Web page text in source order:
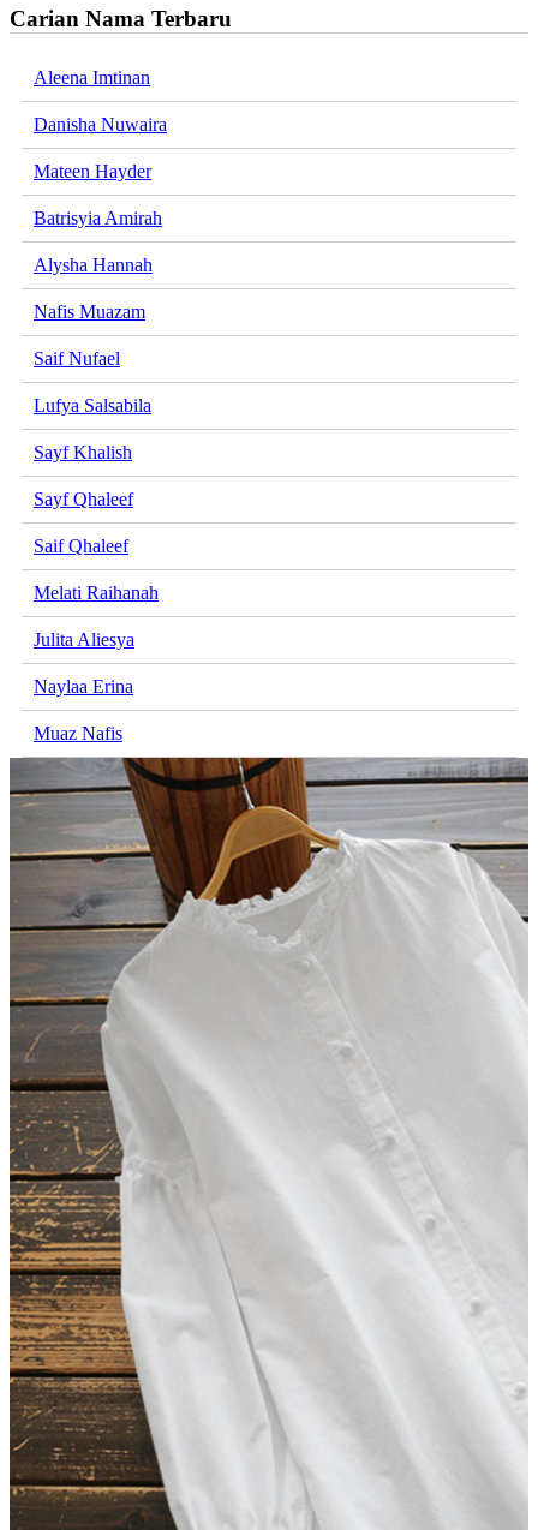
Carian Nama Terbaru
Aleena Imtinan
Danisha Nuwaira
Mateen Hayder
Batrisyia Amirah
Alysha Hannah
Nafis Muazam
Saif Nufael
Lufya Salsabila
Sayf Khalish
Sayf Qhaleef
Saif Qhaleef
Melati Raihanah
Julita Aliesya
Naylaa Erina
Muaz Nafis